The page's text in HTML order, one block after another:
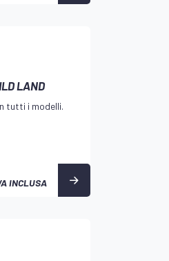
LAND
tutti i modelli.
INCLUSA